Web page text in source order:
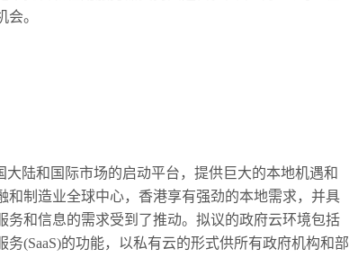
。
陆和国际市场的启动平台，提供巨大的本地机遇和
和制造业全球中心，香港享有强劲的本地需求，并具
和信息的需求受到了推动。拟议的政府云环境包括
务(SaaS)的功能，以私有云的形式供所有政府机构和部